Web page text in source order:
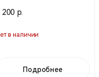
200 р.
в наличии
Подробнее